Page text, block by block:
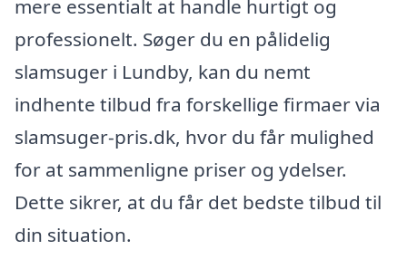
mere essentialt at handle hurtigt og
professionelt. Søger du en pålidelig
slamsuger i Lundby, kan du nemt
indhente tilbud fra forskellige firmaer via
slamsuger-pris.dk, hvor du får mulighed
for at sammenligne priser og ydelser.
Dette sikrer, at du får det bedste tilbud til
din situation.